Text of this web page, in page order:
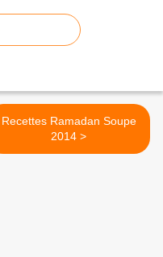
Recettes Ramadan Soupe
2014 >